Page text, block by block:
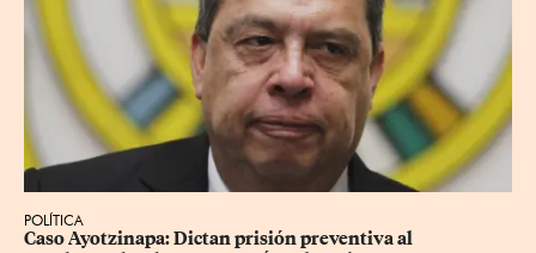
POLÍTICA
Caso Ayotzinapa: Dictan prisión preventiva al